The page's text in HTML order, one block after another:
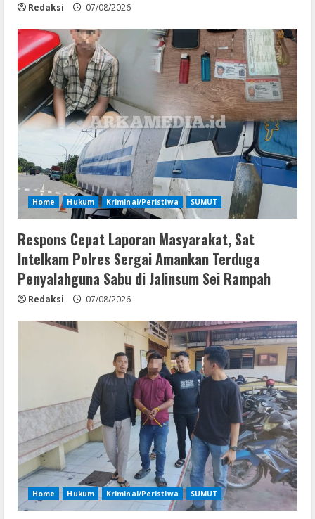
Redaksi 07/08/2026
Home Hukum Kriminal/Peristiwa SUMUT
Respons Cepat Laporan Masyarakat, Sat
Intelkam Polres Sergai Amankan Terduga
Penyalahguna Sabu di Jalinsum Sei Rampah
Redaksi 07/08/2026
Home Hukum Kriminal/Peristiwa SUMUT